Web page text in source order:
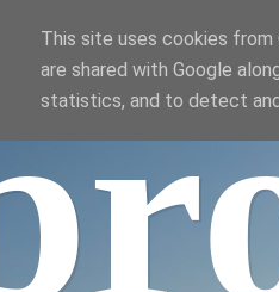
This site uses cookies from
are shared with Google
statistics, and to detect